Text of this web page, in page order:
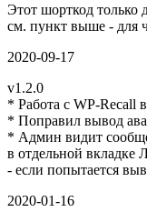
Этот шорткод только
см. пункт выше - для
2020-09-17
v1.2.0
* Работа с WP-Recall
* Поправил вывод
* Админ видит
в отдельной вкладке
- если попытается
2020-01-16